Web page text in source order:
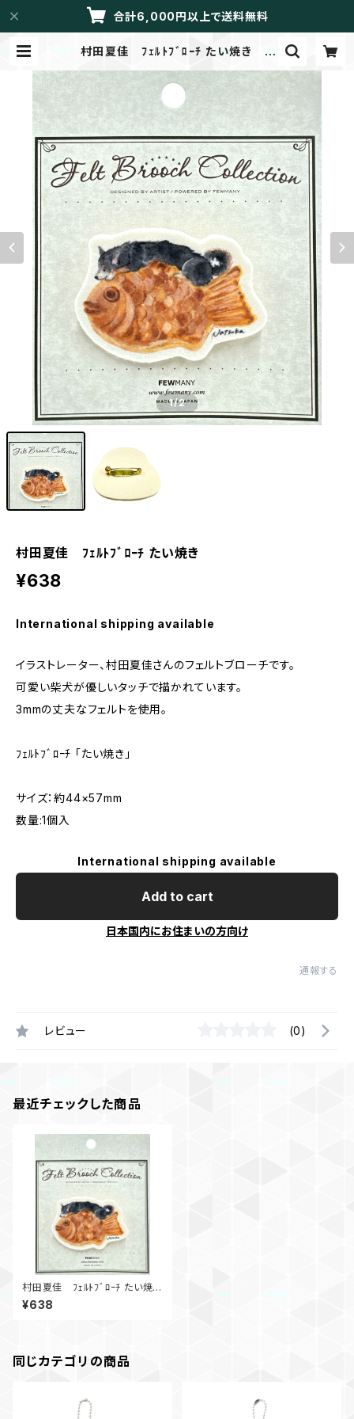
合計6,000円以上で送料無料
村田夏佳 ﾌｪﾙﾄﾌﾞﾛｰﾁ たい焼き |
1/2
村田夏佳 ﾌｪﾙﾄﾌﾞﾛｰﾁ たい焼き
¥638
International shipping available
イラストレーター、村田夏佳さんのフェルトブローチです。
可愛い柴犬が優しいタッチで描かれています。
3mmの丈夫なフェルトを使用。
ﾌｪﾙﾄﾌﾞﾛｰﾁ 「たい焼き」
サイズ：約44×57mm
数量:1個入
International shipping available
Add to cart
日本国内にお住まいの方向け
通報する
レビュー (0)
最近チェックした商品
村田夏佳 ﾌｪﾙﾄﾌﾞﾛｰﾁ たい焼
き
¥638
同じカテゴリの商品